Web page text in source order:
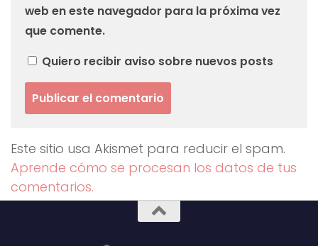
web en este navegador para la próxima vez
que comente.
Quiero recibir aviso sobre nuevos posts
Este sitio usa Akismet para reducir el spam.
Aprende cómo se procesan los datos de tus
comentarios.